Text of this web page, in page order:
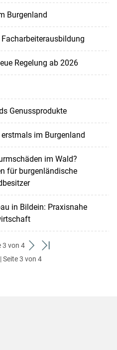
Burgenland
Regelung ab 2026
Genussprodukte
im Burgenland
im Wald?
für burgenländische
in Bildein: Praxisnahe
3 von 4
weiter
zum
zum
Seite 3 von 4